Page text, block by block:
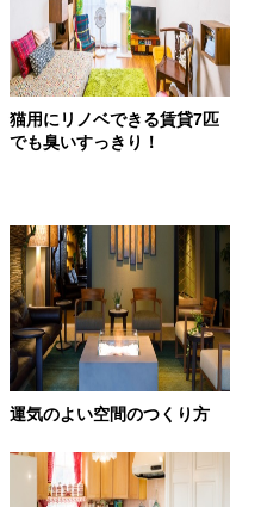
猫用にリノベできる賃貸7匹
でも臭いすっきり！
運気のよい空間のつくり方